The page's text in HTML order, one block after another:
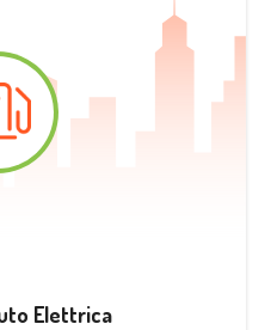
Elettrica